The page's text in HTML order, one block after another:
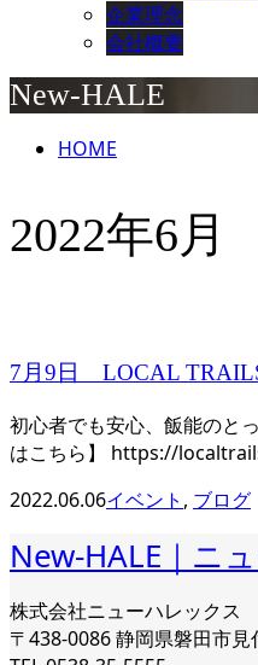
企業理念
会社概要
New-HALE
HOME
2022年6月
7月9日 LOCAL
初心者でも安心、飯能のと
はこちら】 https://
2022.06.06イベント , ブログ
New-HALE｜ニ
株式会社ニューハレックス
〒438-0086 静岡県磐田市見